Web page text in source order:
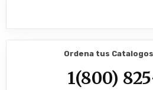
Ordena tus
1(800)